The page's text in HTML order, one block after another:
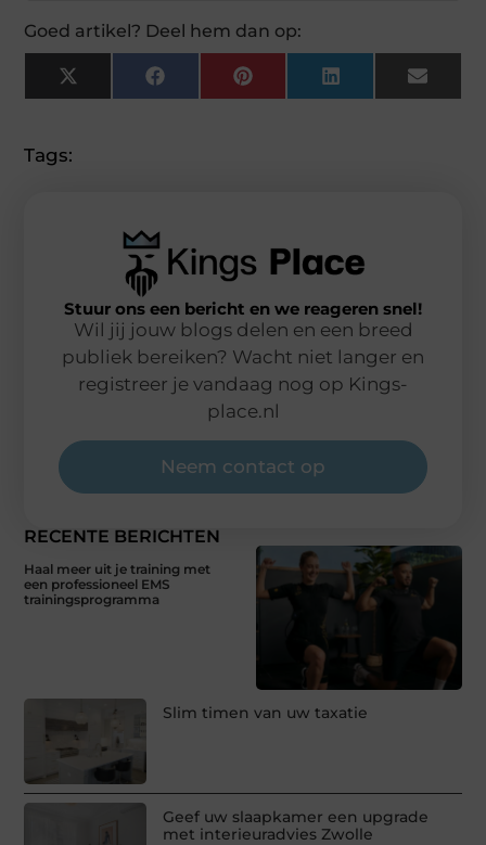
Goed artikel? Deel hem dan op:
X
(Twitter)
FacebookPinterestLinkedInEmail
Tags:
RECENTE BERICHTEN
Haal meer uit je training met
een professioneel EMS
trainingsprogramma
Slim timen van uw taxatie
Geef uw slaapkamer een upgrade
met interieuradvies Zwolle
Stuur ons een bericht en we reageren snel!
Wil jij jouw blogs delen en een breed
publiek bereiken? Wacht niet langer en
registreer je vandaag nog op Kings-
place.nl
Neem contact op